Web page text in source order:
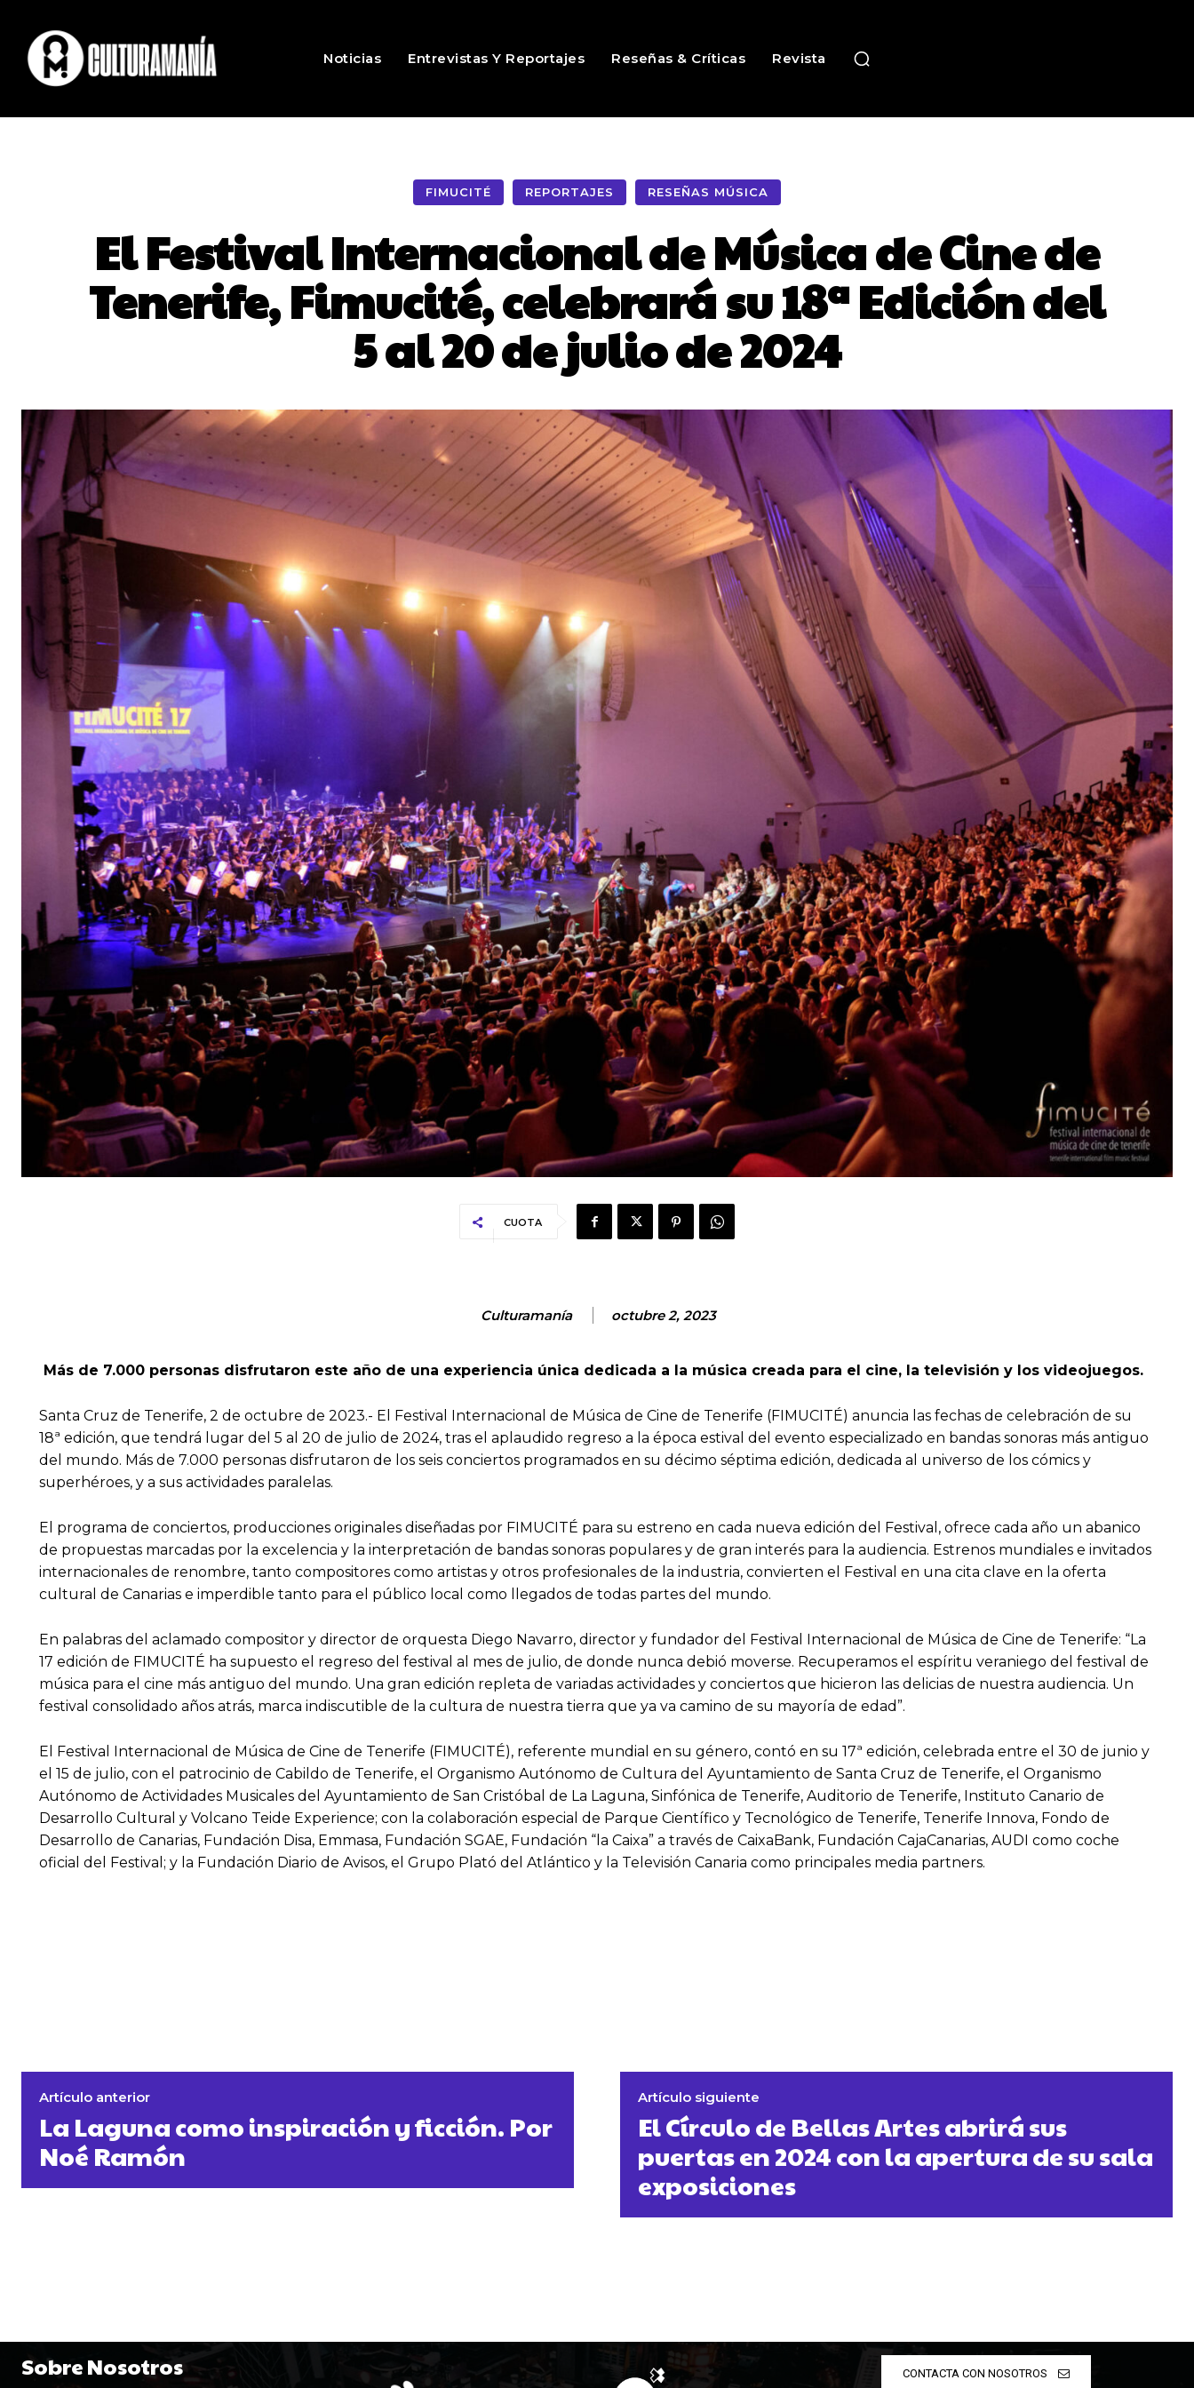
Noticias Entrevistas Y Reportajes Reseñas & Críticas Revista
FIMUCITÉ REPORTAJES RESEÑAS MÚSICA
El Festival Internacional de Música de Cine de
Tenerife, Fimucité, celebrará su 18ª Edición del
5 al 20 de julio de 2024
CUOTA
Culturamanía octubre 2, 2023
Más de 7.000 personas disfrutaron este año de una experiencia única dedicada a la música creada para el cine, la televisión y los videojuegos.
Santa Cruz de Tenerife, 2 de octubre de 2023.- El Festival Internacional de Música de Cine de Tenerife (FIMUCITÉ) anuncia las fechas de celebración de su
18ª edición, que tendrá lugar del 5 al 20 de julio de 2024, tras el aplaudido regreso a la época estival del evento especializado en bandas sonoras más antiguo
del mundo. Más de 7.000 personas disfrutaron de los seis conciertos programados en su décimo séptima edición, dedicada al universo de los cómics y
superhéroes, y a sus actividades paralelas.
El programa de conciertos, producciones originales diseñadas por FIMUCITÉ para su estreno en cada nueva edición del Festival, ofrece cada año un abanico
de propuestas marcadas por la excelencia y la interpretación de bandas sonoras populares y de gran interés para la audiencia. Estrenos mundiales e invitados
internacionales de renombre, tanto compositores como artistas y otros profesionales de la industria, convierten el Festival en una cita clave en la oferta
cultural de Canarias e imperdible tanto para el público local como llegados de todas partes del mundo.
En palabras del aclamado compositor y director de orquesta Diego Navarro, director y fundador del Festival Internacional de Música de Cine de Tenerife: “La
17 edición de FIMUCITÉ ha supuesto el regreso del festival al mes de julio, de donde nunca debió moverse. Recuperamos el espíritu veraniego del festival de
música para el cine más antiguo del mundo. Una gran edición repleta de variadas actividades y conciertos que hicieron las delicias de nuestra audiencia. Un
festival consolidado años atrás, marca indiscutible de la cultura de nuestra tierra que ya va camino de su mayoría de edad”.
El Festival Internacional de Música de Cine de Tenerife (FIMUCITÉ), referente mundial en su género, contó en su 17ª edición, celebrada entre el 30 de junio y
el 15 de julio, con el patrocinio de Cabildo de Tenerife, el Organismo Autónomo de Cultura del Ayuntamiento de Santa Cruz de Tenerife, el Organismo
Autónomo de Actividades Musicales del Ayuntamiento de San Cristóbal de La Laguna, Sinfónica de Tenerife, Auditorio de Tenerife, Instituto Canario de
Desarrollo Cultural y Volcano Teide Experience; con la colaboración especial de Parque Científico y Tecnológico de Tenerife, Tenerife Innova, Fondo de
Desarrollo de Canarias, Fundación Disa, Emmasa, Fundación SGAE, Fundación “la Caixa” a través de CaixaBank, Fundación CajaCanarias, AUDI como coche
oficial del Festival; y la Fundación Diario de Avisos, el Grupo Plató del Atlántico y la Televisión Canaria como principales media partners.
Artículo anterior
La Laguna como inspiración y ficción. Por
Noé Ramón
Artículo siguiente
El Círculo de Bellas Artes abrirá sus
puertas en 2024 con la apertura de su sala
exposiciones
Sobre Nosotros CONTACTA CON NOSOTROS